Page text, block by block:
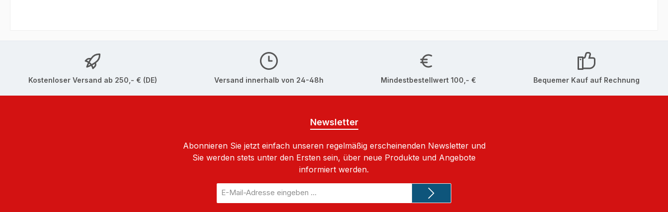
Kostenloser Versand ab 250,- € (DE) Versand innerhalb von 24-48h Mindestbestellwert 100,- € Bequemer Kauf auf Rechnung
Newsletter
Abonnieren Sie jetzt einfach unseren regelmäßig erscheinenden Newsletter und
Sie werden stets unter den Ersten sein, über neue Produkte und Angebote
informiert werden.
Mail-
Adresse